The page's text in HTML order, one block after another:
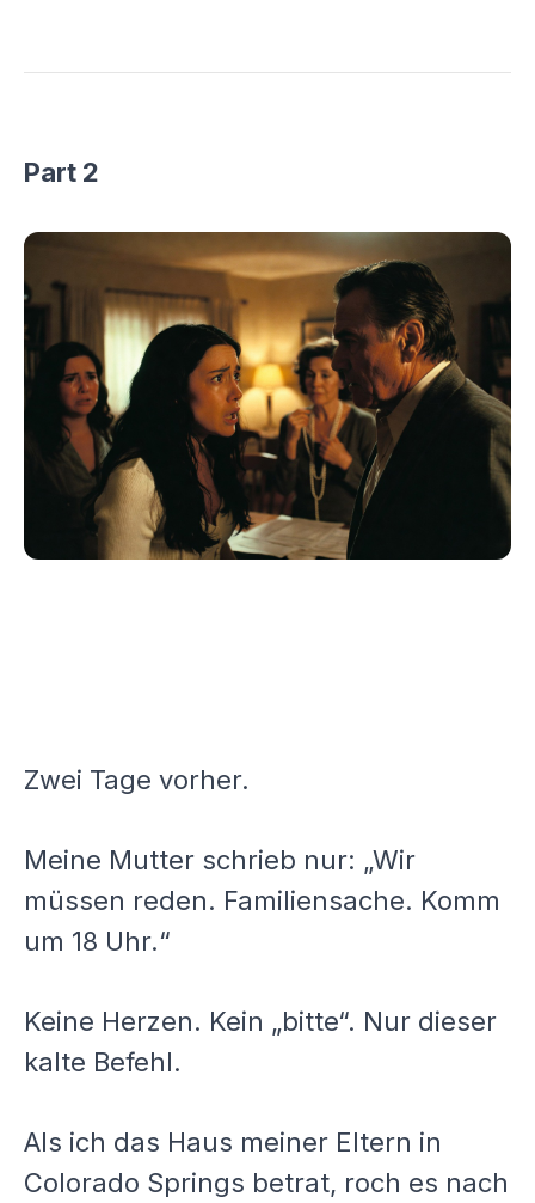
Part 2
Zwei Tage vorher.
Meine Mutter schrieb nur: „Wir
müssen reden. Familiensache. Komm
um 18 Uhr.“
Keine Herzen. Kein „bitte“. Nur dieser
kalte Befehl.
Als ich das Haus meiner Eltern in
Colorado Springs betrat, roch es nach